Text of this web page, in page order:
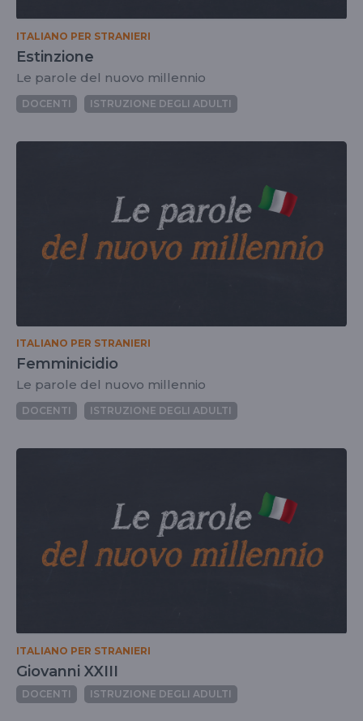
ITALIANO PER STRANIERI
Estinzione
Le parole del nuovo millennio
DOCENTI ISTRUZIONE DEGLI ADULTI
ITALIANO PER STRANIERI
Femminicidio
Le parole del nuovo millennio
DOCENTI ISTRUZIONE DEGLI ADULTI
ITALIANO PER STRANIERI
Giovanni XXIII
DOCENTI ISTRUZIONE DEGLI ADULTI